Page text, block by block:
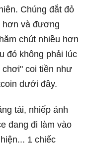
Chúng đắt đỏ
hơn và đương
chút nhiều hơn
đó không phải lúc
chơi" coi tiền như
dưới đây.
tải, nhiếp ảnh
đang đi làm vào
1 chiếc